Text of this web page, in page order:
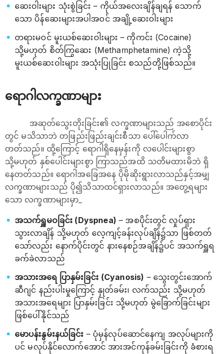
ဆေးဝါးများ သုံးစွဲခြင်း – ကိုယ်အလေးချိန်ချရန် သောက်
သော ပိန်ဆေးများအပါအဝင် အချို့ဆေးဝါးများ
တရားမဝင် မူးယစ်ဆေးဝါးများ – ကိုကင်း (Cocaine)
သို့မဟုတ် စိတ်ကြွဆေး (Methamphetamine) ကဲ့သို့
မူးယစ်ဆေးဝါးများ အသုံးပြုခြင်း စသည်တို့ဖြစ်သည်။
ရောဂါလက္ခဏာများ
အဆုတ်သွေးတိုးခြင်း၏ လက္ခဏာများသည် အစောပိုင်း
တွင် မသိသာဘဲ တဖြည်းဖြည်းချင်းစီသာ ပေါ်ပေါက်လာ
တတ်သည်။ ထို့ကြောင့် ရောဂါရှိနေမှန်းကို လပေါင်းများစွာ
သို့မဟုတ် နှစ်ပေါင်းများစွာ ကြာသည်အထိ သတိမထားမိဘဲ ရှိ
နေတတ်သည်။ ရောဂါအခြေအနေ ပိုမိုဆိုးရွားလာသည်နှင့်အမျှ
လက္ခဏာများသည် ပို၍သိသာထင်ရှားလာသည်။ အတွေ့ရများ
သော လက္ခဏာများမှာ_
အသက်ရှူမဝခြင်း (Dyspnea) – အစပိုင်းတွင် လှုပ်ရှား
သွားလာချိန် သို့မဟုတ် လေ့ကျင့်ခန်းလုပ်ချိန်၌သာ ဖြစ်တတ်
သော်လည်း နောက်ပိုင်းတွင် နားနေစဉ်အချိန်၌ပင် အသက်ရှူရ
ခက်ခဲလာသည်
အသားအရေ ပြာနှမ်းခြင်း (Cyanosis) – သွေးတွင်းအောက်
ဆီဂျင် နည်းပါးမှုကြောင့် နှုတ်ခမ်း၊ လက်သည်း သို့မဟုတ်
အသားအရေများ ပြာနှမ်းခြင်း သို့မဟုတ် မွဲခြောက်ခြင်းများ
ဖြစ်ပေါ်နိုင်သည်
မောပန်းနွမ်းနယ်ခြင်း – ပုံမှန်လုပ်ဆောင်နေကျ အလုပ်များကို
ပင် မလုပ်နိုင်လောက်အောင် အားအင်ကုန်ခမ်းခြင်းကို ခံစားရ